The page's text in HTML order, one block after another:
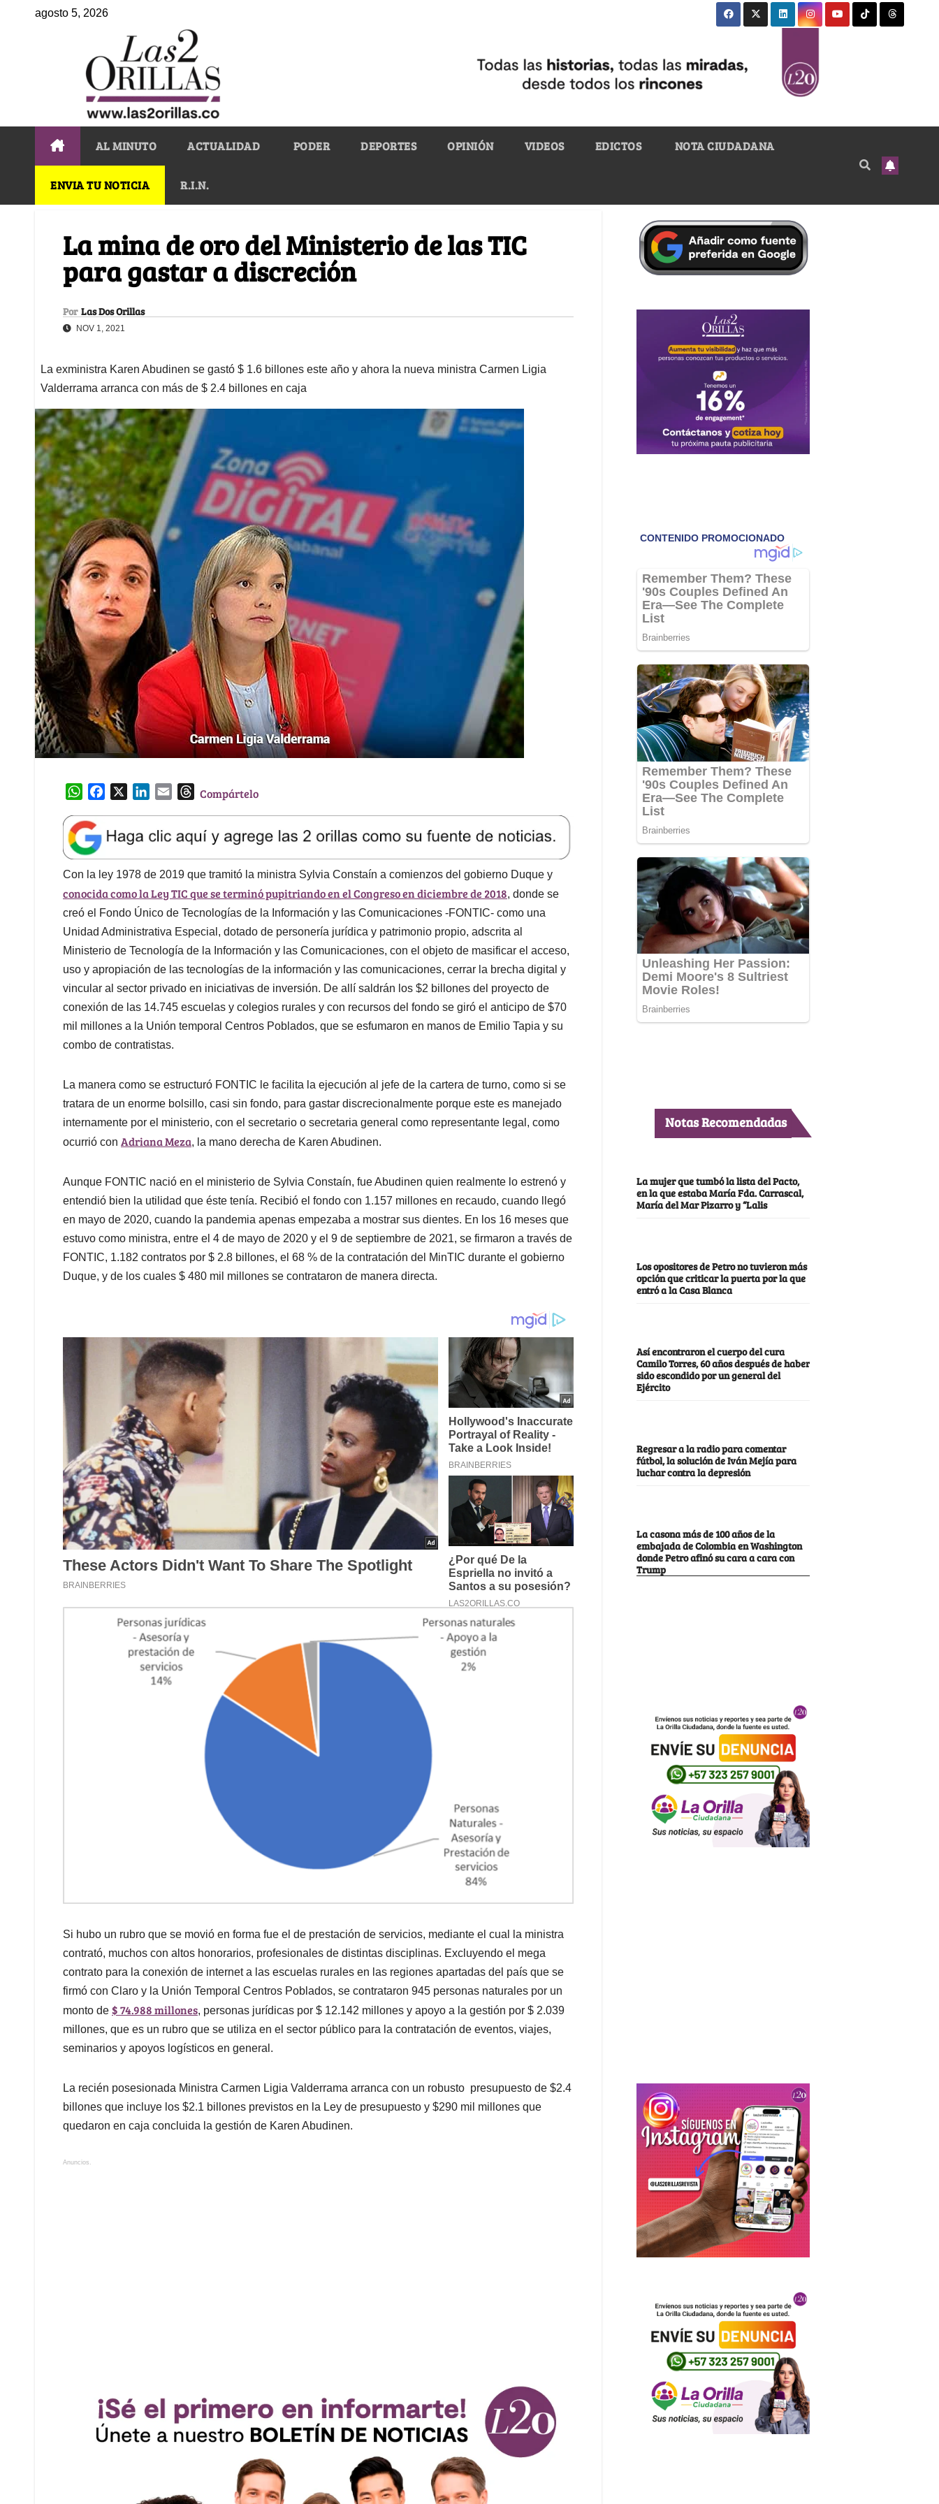
agosto 5, 2026
AL MINUTO ACTUALIDAD PODER DEPORTES OPINIÓN VIDEOS EDICTOS NOTA CIUDADANA
ENVIA TU NOTICIA R.I.N.
La mina de oro del Ministerio de las TIC
para gastar a discreción
Por Las Dos Orillas
NOV 1, 2021
La exministra Karen Abudinen se gastó $ 1.6 billones este año y ahora la nueva ministra Carmen Ligia
Valderrama arranca con más de $ 2.4 billones en caja
W
a
t
s
A
p
p
e
b
o
o
k
k
e
d
I
n
l
T
e
a
d
s
Compártelo
Con la ley 1978 de 2019 que tramitó la ministra Sylvia Constaín a comienzos del gobierno Duque y
conocida como la Ley TIC que se terminó pupitriando en el Congreso en diciembre de 2018, donde se
creó el Fondo Único de Tecnologías de la Información y las Comunicaciones -FONTIC- como una
Unidad Administrativa Especial, dotado de personería jurídica y patrimonio propio, adscrita al
Ministerio de Tecnología de la Información y las Comunicaciones, con el objeto de masificar el acceso,
uso y apropiación de las tecnologías de la información y las comunicaciones, cerrar la brecha digital y
vincular al sector privado en iniciativas de inversión. De allí saldrán los $2 billones del proyecto de
conexión de las 14.745 escuelas y colegios rurales y con recursos del fondo se giró el anticipo de $70
mil millones a la Unión temporal Centros Poblados, que se esfumaron en manos de Emilio Tapia y su
combo de contratistas.
La manera como se estructuró FONTIC le facilita la ejecución al jefe de la cartera de turno, como si se
tratara de un enorme bolsillo, casi sin fondo, para gastar discrecionalmente porque este es manejado
internamente por el ministerio, con el secretario o secretaria general como representante legal, como
ocurrió con Adriana Meza, la mano derecha de Karen Abudinen.
Aunque FONTIC nació en el ministerio de Sylvia Constaín, fue Abudinen quien realmente lo estrenó y
entendió bien la utilidad que éste tenía. Recibió el fondo con 1.157 millones en recaudo, cuando llegó
en mayo de 2020, cuando la pandemia apenas empezaba a mostrar sus dientes. En los 16 meses que
estuvo como ministra, entre el 4 de mayo de 2020 y el 9 de septiembre de 2021, se firmaron a través de
FONTIC, 1.182 contratos por $ 2.8 billones, el 68 % de la contratación del MinTIC durante el gobierno
Duque, y de los cuales $ 480 mil millones se contrataron de manera directa.
Si hubo un rubro que se movió en forma fue el de prestación de servicios, mediante el cual la ministra
contrató, muchos con altos honorarios, profesionales de distintas disciplinas. Excluyendo el mega
contrato para la conexión de internet a las escuelas rurales en las regiones apartadas del país que se
firmó con Claro y la Unión Temporal Centros Poblados, se contrataron 945 personas naturales por un
monto de $ 74.988 millones, personas jurídicas por $ 12.142 millones y apoyo a la gestión por $ 2.039
millones, que es un rubro que se utiliza en el sector público para la contratación de eventos, viajes,
seminarios y apoyos logísticos en general.
La recién posesionada Ministra Carmen Ligia Valderrama arranca con un robusto presupuesto de $2.4
billones que incluye los $2.1 billones previstos en la Ley de presupuesto y $290 mil millones que
quedaron en caja concluida la gestión de Karen Abudinen.
Anuncios.
Notas Recomendadas
La mujer que tumbó la lista del Pacto,
en la que estaba María Fda. Carrascal,
María del Mar Pizarro y “Lalis
Los opositores de Petro no tuvieron más
opción que criticar la puerta por la que
entró a la Casa Blanca
Así encontraron el cuerpo del cura
Camilo Torres, 60 años después de haber
sido escondido por un general del
Ejército
Regresar a la radio para comentar
fútbol, la solución de Iván Mejía para
luchar contra la depresión
La casona más de 100 años de la
embajada de Colombia en Washington
donde Petro afinó su cara a cara con
Trump